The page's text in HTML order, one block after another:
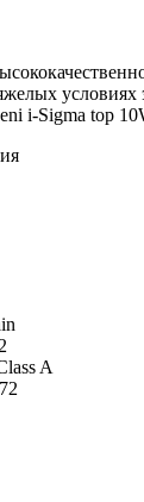
i-Sigma top
A